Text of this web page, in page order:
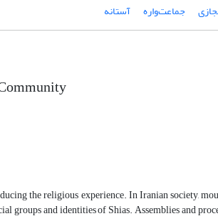
جماعت‌واره آستانه
the religious experience. In Iranian society,
groups and identities of Shias. Assemblies and